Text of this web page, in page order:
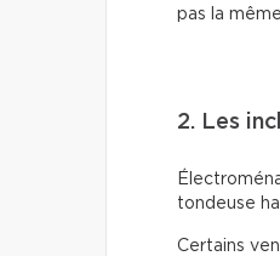
pas la
2. Les
tondeuse
Certains